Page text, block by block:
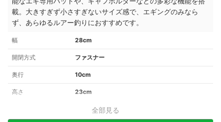
載。大きすぎず小さすぎないサイズ感で、エギングのみなら
ず、あらゆるルアー釣りにおすすめです。
幅 28cm
開閉方式 ファスナー
奥行 10cm
高さ 23cm
全部見る